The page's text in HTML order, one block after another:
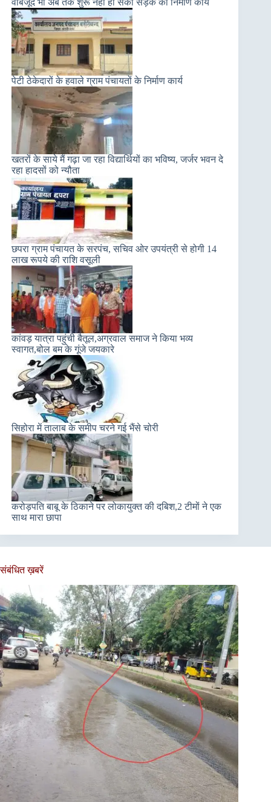
वाबजूद भी अब तक शुरू नहीं हो सका सड़क का निर्माण कार्य
पेटी ठेकेदारों के हवाले ग्राम पंचायतों के निर्माण कार्य
खतरों के साये मैं गढ़ा जा रहा विद्यार्थियों का भविष्य, जर्जर भवन दे
रहा हादसों को न्यौता
छपरा ग्राम पंचायत के सरपंच, सचिव ओर उपयंत्री से होगी 14
लाख रूपये की राशि वसूली
कांवड़ यात्रा पहुंची बैतूल,अग्रवाल समाज ने किया भव्य
स्वागत,बोल बम के गूंजे जयकारे
सिहोरा में तालाब के समीप चरने गई भैंसे चोरी
करोड़पति बाबू के ठिकाने पर लोकायुक्त की दबिश,2 टीमों ने एक
साथ मारा छापा
संबंधित ख़बरें